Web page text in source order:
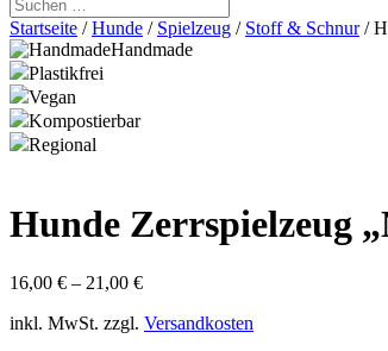
Startseite /Hunde / Spielzeug / Stoff & Schnur/
Handmade
Plastikfrei
Vegan
Kompostierbar
Regional
Hunde Zerrspielzeug
16,00 € – 21,00 €
inkl. MwSt. zzgl. Versandkosten